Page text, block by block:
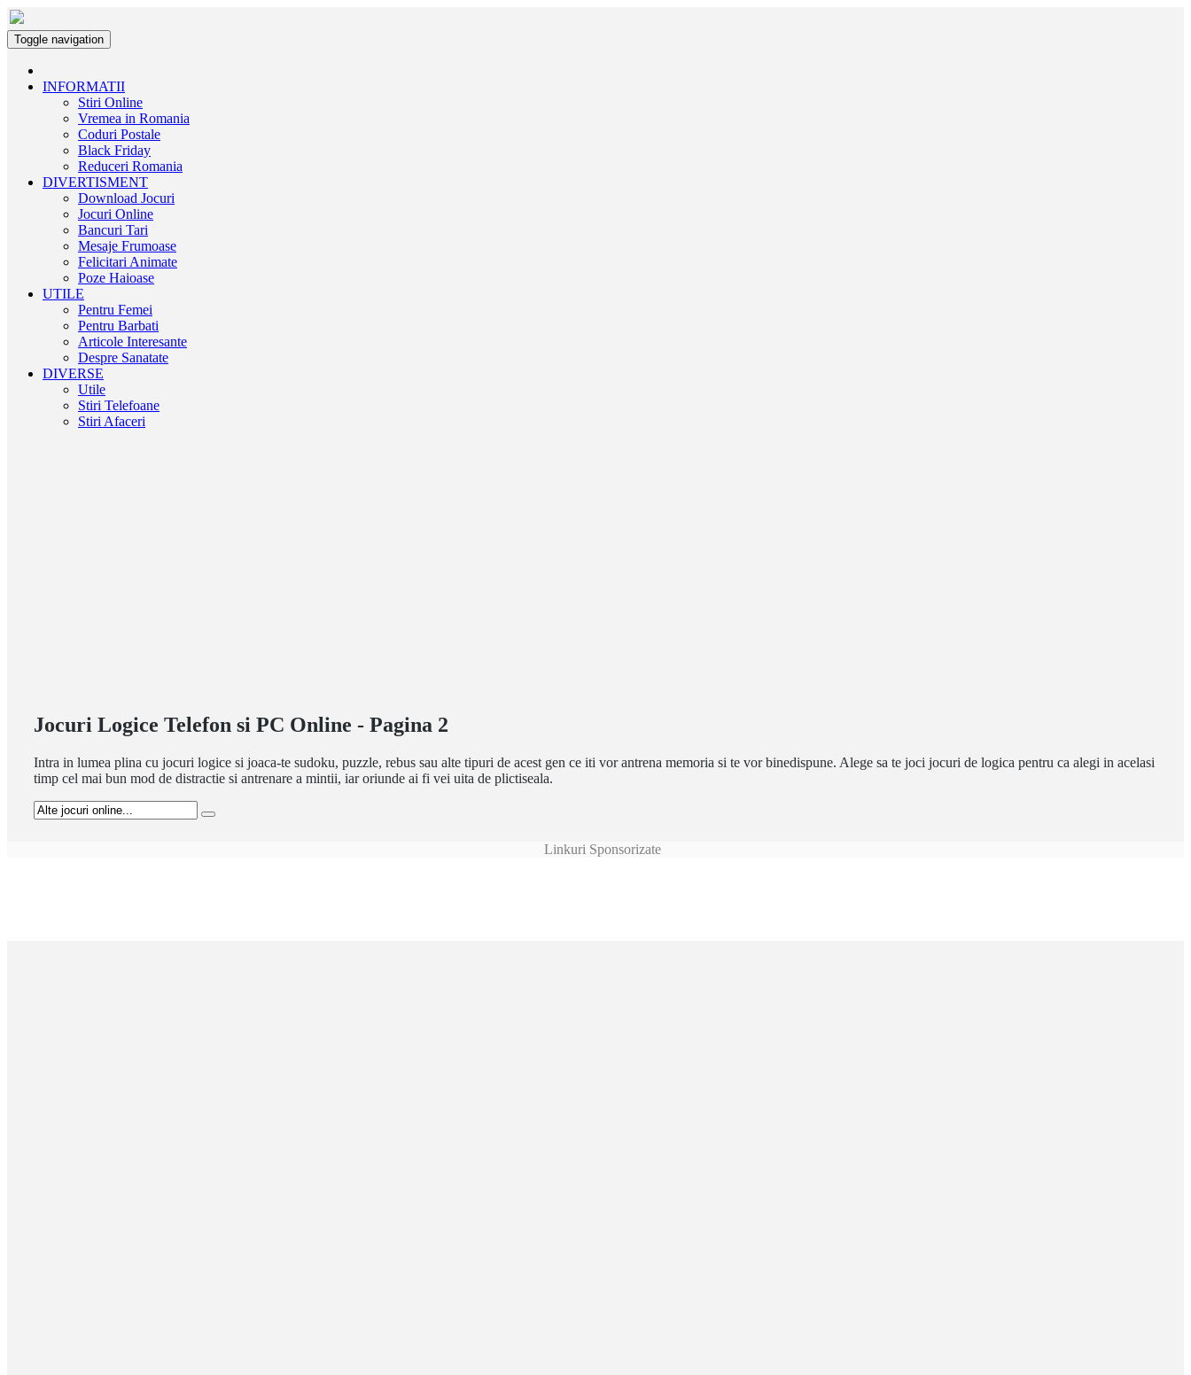
Toggle navigation
INFORMATII
Stiri Online
Vremea in Romania
Coduri Postale
Black Friday
Reduceri Romania
DIVERTISMENT
Download Jocuri
Jocuri Online
Bancuri Tari
Mesaje Frumoase
Felicitari Animate
Poze Haioase
UTILE
Pentru Femei
Pentru Barbati
Articole Interesante
Despre Sanatate
DIVERSE
Utile
Stiri Telefoane
Stiri Afaceri
Jocuri Logice Telefon si PC Online - Pagina 2
Intra in lumea plina cu jocuri logice si joaca-te sudoku, puzzle, rebus sau alte tipuri de acest gen ce iti vor antrena memoria si te vor binedispune. Alege sa te joci jocuri de logica pentru ca alegi in acelasi
timp cel mai bun mod de distractie si antrenare a mintii, iar oriunde ai fi vei uita de plictiseala.
Linkuri Sponsorizate